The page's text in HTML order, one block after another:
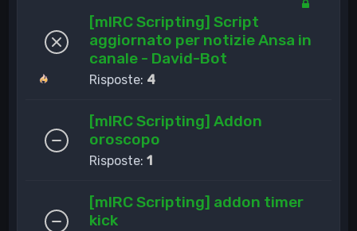
[mIRC Scripting] Script
aggiornato per notizie Ansa in
canale - David-Bot
Risposte: 4
[mIRC Scripting] Addon
oroscopo
Risposte:1
[mIRC Scripting] addon timer
kick